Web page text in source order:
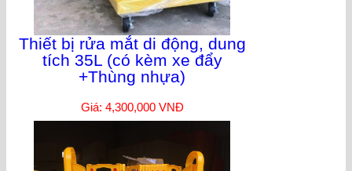
Thiết bị rửa mắt di động, dung
tích 35L (có kèm xe đẩy
+Thùng nhựa)
Giá: 4,300,000 VNĐ